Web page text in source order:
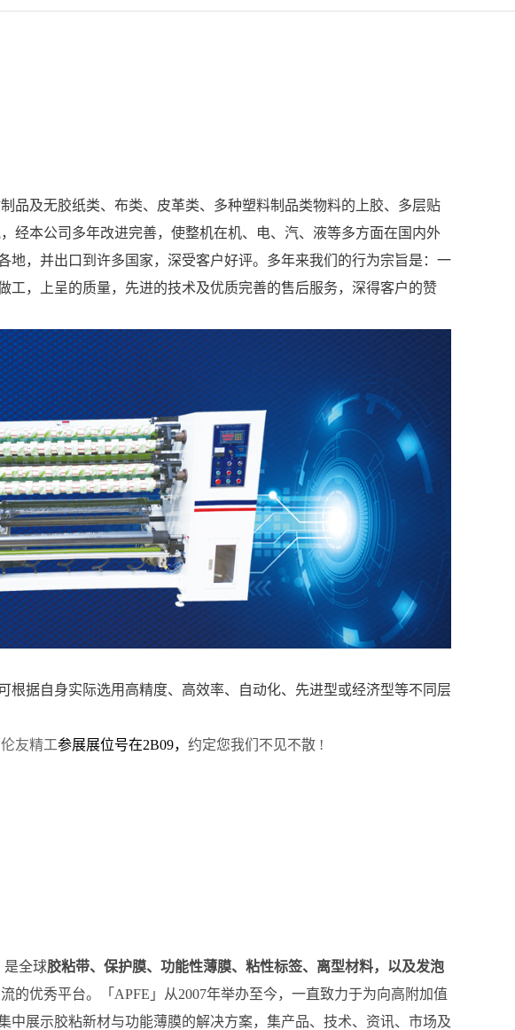
及无胶纸类、布类、皮革类、多种塑料制品类物料的上胶、多层贴
经本公司多年改进完善，使整机在机、电、汽、液等多方面在国内外
，并出口到许多国家，深受客户好评。多年来我们的行为宗旨是：一
，上呈的质量，先进的技术及优质完善的售后服务，深得客户的赞
据自身实际选用高精度、高效率、自动化、先进型或经济型等不同层
伦友精工参展展位号在2B09， 约定您我们不见不散 !
是全球胶粘带、保护膜、功能性薄膜、 粘性标签、离型材料，以及发泡
的优秀平台。「 APFE」从2007年举办至今，一直致力于为向高附加值
展示胶粘新材与功能薄膜的解决方案，集产品、技术、资讯、市场及